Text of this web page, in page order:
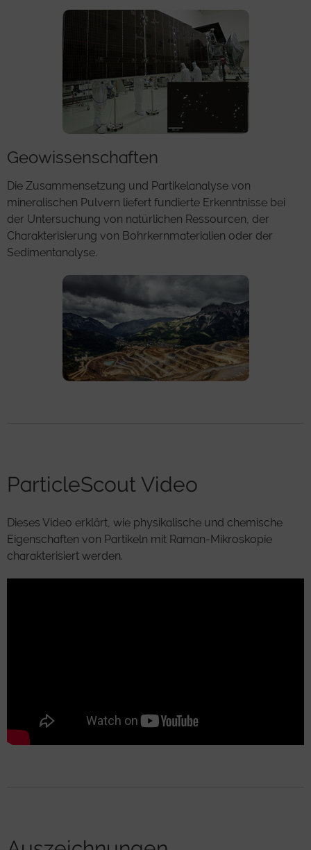
Geowissenschaften
Die Zusammensetzung und Partikelanalyse von
mineralischen Pulvern liefert fundierte Erkenntnisse bei
der Untersuchung von natürlichen Ressourcen, der
Charakterisierung von Bohrkernmaterialien oder der
Sedimentanalyse.
ParticleScout Video
Dieses Video erklärt, wie physikalische und chemische
Eigenschaften von Partikeln mit Raman-Mikroskopie
charakterisiert werden.